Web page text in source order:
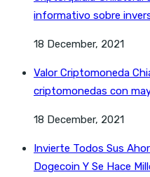
informativo sobre
18 December, 2021
Valor Criptomoneda
criptomonedas con
18 December, 2021
Invierte Todos Sus
Dogecoin Y Se Hace